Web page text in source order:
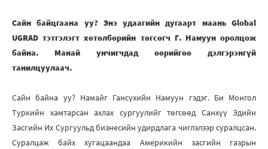
Сайн байцгаана уу? Энэ удаагийн дугаарт маань Global
UGRAD тэтгэлэгт хөтөлбөрийн төгсөгч Г. Намуун оролцож
байна. Манай унчигчдад өөрийгөө дэлгэрэнгүй
танилцуулаач.
Сайн байна уу? Намайг Гансүхийн Намуун гэдэг. Би Монгол
Туркийн хамтарсан ахлах сургуулийг төгсөөд Санхүү Эдийн
Засгийн Их Сургуульд бизнесийн удирдлага чиглэлээр суралцсан.
Суралцаж байх хугацаандаа Америкийн засгийн газрын